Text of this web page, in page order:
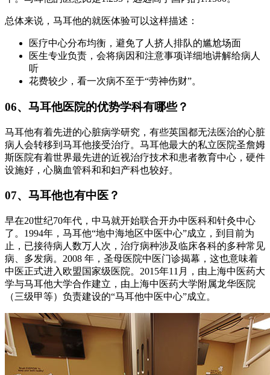
总体来说，马耳他的就医体验可以这样描述：
医疗中心分布均衡，避免了人挤人排队的尴尬场面
医生专业负责，会将病因和注意事项详细地讲解给病人
听
花费较少，看一次病不至于“劳神伤财”。
06、马耳他医院的优势学科有哪些？
马耳他有着先进的心脏病学研究，有些英国都无法医治的心脏
病人会转移到马耳他接受治疗。马耳他最大的私立医院圣詹姆
斯医院有着世界最先进的近视治疗技术和患者教育中心，硬件
设施好，心脑血管科和和妇产科也较好。
07、马耳他也有中医？
早在20世纪70年代，中马就开始联合开办中医科和针灸中心
了。1994年，马耳他“地中海地区中医中心”成立，到目前为
止，已接待病人数万人次，治疗病种涉及临床各科的多种常见
病、多发病。2008 年，圣母医院中医门诊揭幕，这也意味着
中医正式进入欧盟国家级医院。2015年11月，由上海中医药大
学与马耳他大学合作建立，由上海中医药大学附属龙华医院
（三级甲等）负责建设的“马耳他中医中心”成立。